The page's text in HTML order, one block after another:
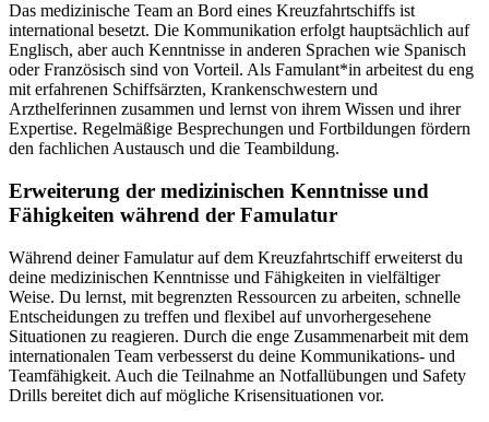
Das medizinische Team an Bord eines Kreuzfahrtschiffs ist
international besetzt. Die Kommunikation erfolgt hauptsächlich auf
Englisch, aber auch Kenntnisse in anderen Sprachen wie Spanisch
oder Französisch sind von Vorteil. Als Famulant*in arbeitest du eng
mit erfahrenen Schiffsärzten, Krankenschwestern und
Arzthelferinnen zusammen und lernst von ihrem Wissen und ihrer
Expertise. Regelmäßige Besprechungen und Fortbildungen fördern
den fachlichen Austausch und die Teambildung.
Erweiterung der medizinischen Kenntnisse und
Fähigkeiten während der Famulatur
Während deiner Famulatur auf dem Kreuzfahrtschiff erweiterst du
deine medizinischen Kenntnisse und Fähigkeiten in vielfältiger
Weise. Du lernst, mit begrenzten Ressourcen zu arbeiten, schnelle
Entscheidungen zu treffen und flexibel auf unvorhergesehene
Situationen zu reagieren. Durch die enge Zusammenarbeit mit dem
internationalen Team verbesserst du deine Kommunikations- und
Teamfähigkeit. Auch die Teilnahme an Notfallübungen und Safety
Drills bereitet dich auf mögliche Krisensituationen vor.